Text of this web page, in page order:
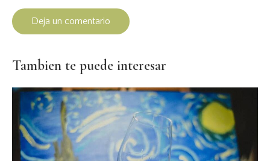
Tambien te puede interesar